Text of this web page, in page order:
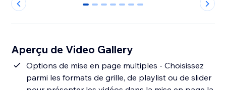
0 1 2 3 4 5 6
Aperçu de Video Gallery
Options de mise en page multiples - Choisissez
parmi les formats de grille, de playlist ou de slider